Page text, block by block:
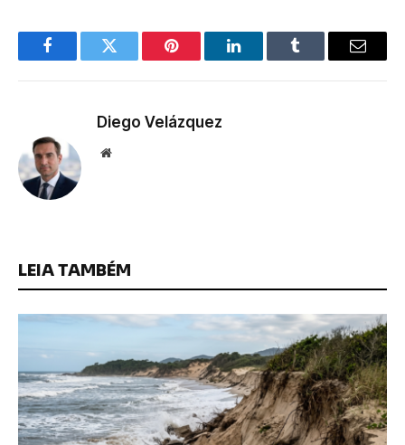
FacebookTwitter Pinterest LinkedInTumblr Email
Diego Velázquez
Website
LEIA TAMBÉM